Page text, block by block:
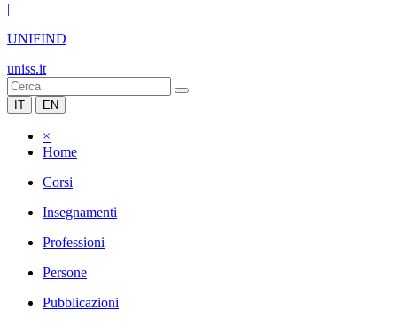
|
UNIFIND
uniss.it
IT EN
×
Home
Corsi
Insegnamenti
Professioni
Persone
Pubblicazioni